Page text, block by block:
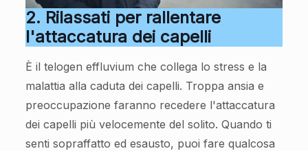
2. Rilassati per rallentare
l'attaccatura dei capelli
È il telogen effluvium che collega lo stress e la
malattia alla caduta dei capelli. Troppa ansia e
preoccupazione faranno recedere l'attaccatura
dei capelli più velocemente del solito. Quando ti
senti sopraffatto ed esausto, puoi fare qualcosa